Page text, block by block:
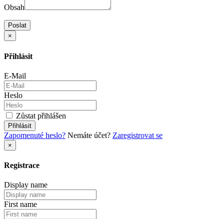
Obsah
Poslat
×
Přihlásit
E-Mail
Heslo
Zůstat přihlášen
Přihlásit
Zapomenuté heslo? Nemáte účet? Zaregistrovat se
×
Registrace
Display name
First name